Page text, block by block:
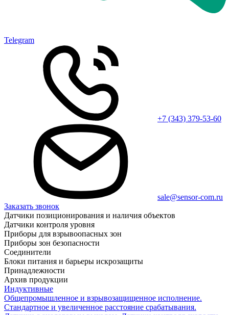
Telegram
+7 (343) 379-53-60
sale@sensor-com.ru
Заказать звонок
Датчики позиционирования и наличия объектов
Датчики контроля уровня
Приборы для взрывоопасных зон
Приборы зон безопасности
Соединители
Блоки питания и барьеры искрозащиты
Принадлежности
Архив продукции
Индуктивные
Общепромышленное и взрывозащищенное исполнение.
Стандартное и увеличенное расстояние срабатывания.